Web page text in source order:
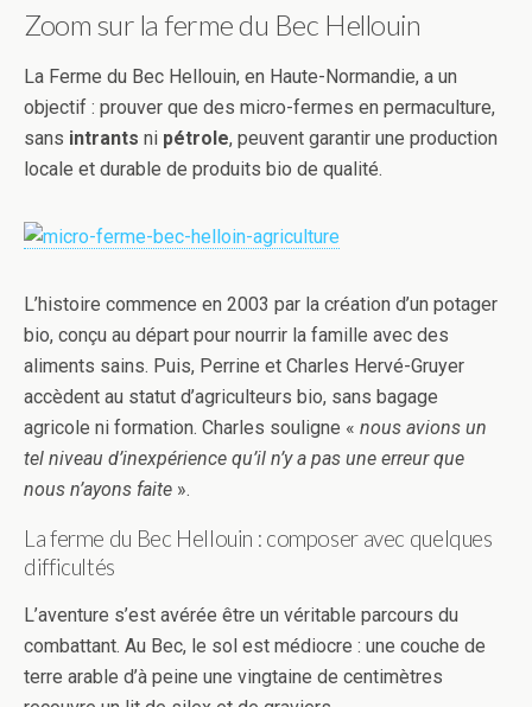
Zoom sur la ferme du Bec Hellouin
La Ferme du Bec Hellouin, en Haute-Normandie, a un
objectif : prouver que des micro-fermes en permaculture,
sans intrants ni pétrole, peuvent garantir une production
locale et durable de produits bio de qualité.
L’histoire commence en 2003 par la création d’un potager
bio, conçu au départ pour nourrir la famille avec des
aliments sains. Puis, Perrine et Charles Hervé-Gruyer
accèdent au statut d’agriculteurs bio, sans bagage
agricole ni formation. Charles souligne « nous avions un
tel niveau d’inexpérience qu’il n’y a pas une erreur que
nous n’ayons faite ».
La ferme du Bec Hellouin : composer avec quelques
difficultés
L’aventure s’est avérée être un véritable parcours du
combattant. Au Bec, le sol est médiocre : une couche de
terre arable d’à peine une vingtaine de centimètres